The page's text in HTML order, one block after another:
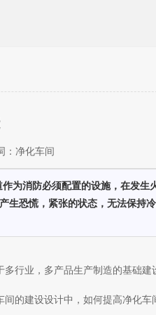
净化车间
为消防必须配置的设施，在发生
生恐慌，紧张的状态，无法保持
行业，多产品生产制造的基础建
的建设设计中，如何提高净化车